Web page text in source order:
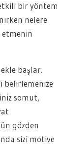
bir yöntem
nelere
etmenin
başlar.
belirlemenize
somut,
gözden
sizi motive